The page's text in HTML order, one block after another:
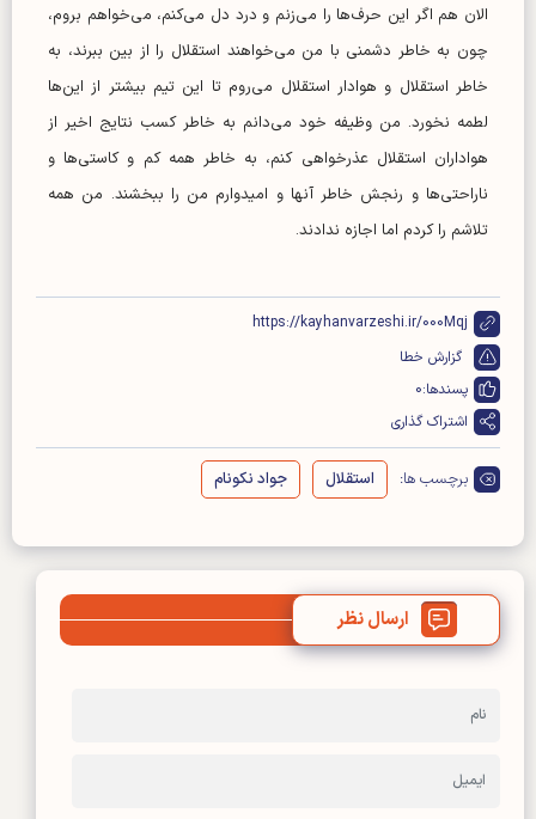
الان هم اگر این حرف‌ها را می‌زنم و درد دل می‌کنم، می‌خواهم بروم،
چون به خاطر دشمنی با من می‌خواهند استقلال را از بین ببرند، به
خاطر استقلال و هوادار استقلال می‌روم تا این تیم بیشتر از این‌ها
لطمه نخورد. من وظیفه خود می‌دانم به خاطر کسب نتایج اخیر از
هواداران استقلال عذرخواهی کنم، به خاطر همه کم و کاستی‌ها و
ناراحتی‌ها و رنجش خاطر آنها و امیدوارم من را ببخشند.‌ من همه
تلاشم را کردم اما اجازه ندادند.
https://kayhanvarzeshi.ir/000Mqj
گزارش خطا
پسندها:0
اشتراک گذاری
برچسب ها: استقلال جواد نکونام
ارسال نظر